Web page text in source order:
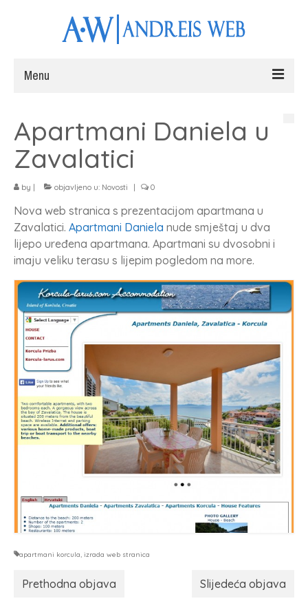
Menu
Web stranice
Fotografiranje
Blog
Kontakt
Apartmani Daniela u
Zavalatici
by objavljeno u: Novosti 0
Nova web stranica s prezentacijom apartmana u
Zavalatici. Apartmani Daniela nude smještaj u dva
lijepo uređena apartmana. Apartmani su dvosobni i
imaju veliku terasu s lijepim pogledom na more.
apartmani korcula, izrada web stranica
Prethodna objava Slijedeća objava